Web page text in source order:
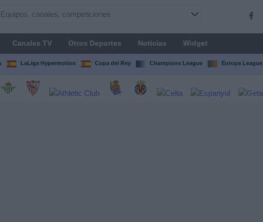
Canales TV Otros Deportes Noticias Widget
LaLiga Hypermotion Copa del Rey Champions League Europa League